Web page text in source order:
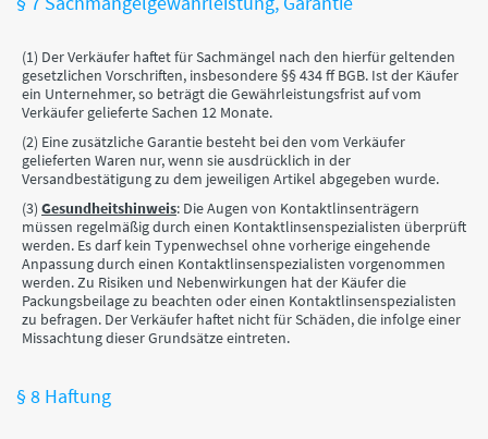
(1) Der Verkäufer haftet für Sachmängel nach den hierfür geltenden
gesetzlichen Vorschriften, insbesondere §§ 434 ff BGB. Ist der Käufer
ein Unternehmer, so beträgt die Gewährleistungsfrist auf vom
Verkäufer gelieferte Sachen 12 Monate.
(2) Eine zusätzliche Garantie besteht bei den vom Verkäufer
gelieferten Waren nur, wenn sie ausdrücklich in der
Versandbestätigung zu dem jeweiligen Artikel abgegeben wurde.
(3) Gesundheitshinweis: Die Augen von Kontaktlinsenträgern
müssen regelmäßig durch einen Kontaktlinsenspezialisten überprüft
werden. Es darf kein Typenwechsel ohne vorherige eingehende
Anpassung durch einen Kontaktlinsenspezialisten vorgenommen
werden. Zu Risiken und Nebenwirkungen hat der Käufer die
Packungsbeilage zu beachten oder einen Kontaktlinsenspezialisten
zu befragen. Der Verkäufer haftet nicht für Schäden, die infolge einer
Missachtung dieser Grundsätze eintreten.
§ 8 Haftung